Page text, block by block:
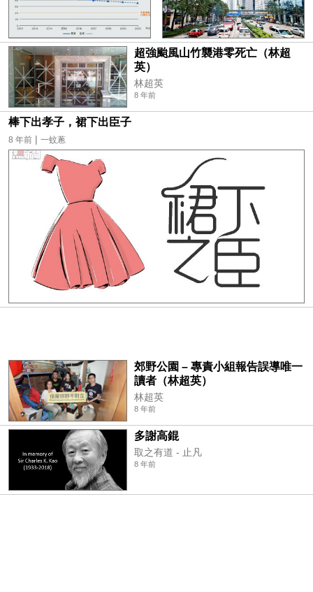
超強颱風山竹襲港零死亡（林超
英）
林超英
8 年前
棒下出孝子，裙下出臣子
8 年前 | 一蚊蔥
郊野公園 – 專責小組報告誤導唯一
讀者（林超英）
林超英
8 年前
多謝高錕
取之有道 - 止凡
8 年前